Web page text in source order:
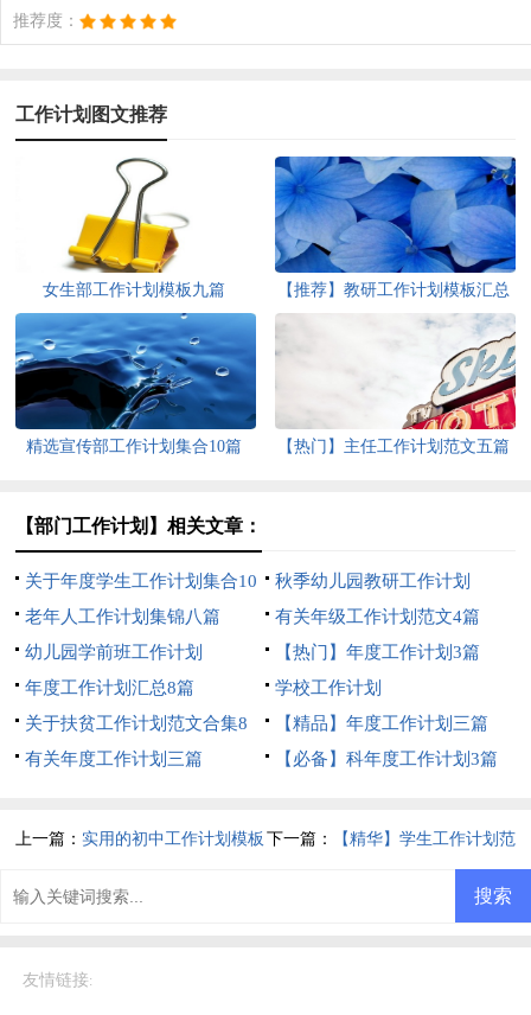
推荐度：
工作计划图文推荐
女生部工作计划模板九篇
【推荐】教研工作计划模板汇总
精选宣传部工作计划集合10篇 【热门】主任工作计划范文五篇
【部门工作计划】相关文章：
关于年度学生工作计划集合10
篇
秋季幼儿园教研工作计划
老年人工作计划集锦八篇
有关年级工作计划范文4篇
幼儿园学前班工作计划
【热门】年度工作计划3篇
年度工作计划汇总8篇
学校工作计划
关于扶贫工作计划范文合集8
篇
【精品】年度工作计划三篇
有关年度工作计划三篇
【必备】科年度工作计划3篇
上一篇： 实用的初中工作计划模板 下一篇： 【精华】学生工作计划范
友情链接: